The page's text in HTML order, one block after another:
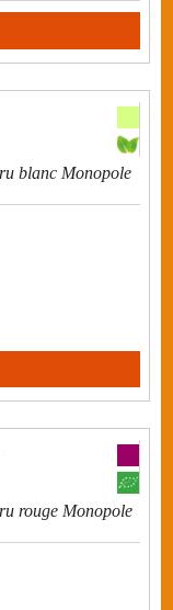
blanc Monopole
rouge Monopole